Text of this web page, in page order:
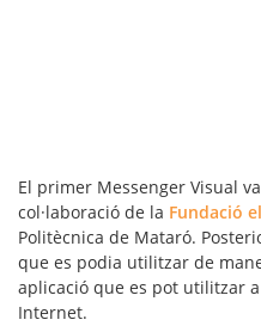
El primer Messenger Visual
col·laboració de la Fundació
Politècnica de Mataró.
que es podia utilitzar de
aplicació que es pot utilitzar
Internet.